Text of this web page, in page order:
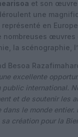
et son
une
représenté en
nombreuses
la scénographie,
Besoa
excellente
public international.
et de soutenir les
dans le monde
création pour la